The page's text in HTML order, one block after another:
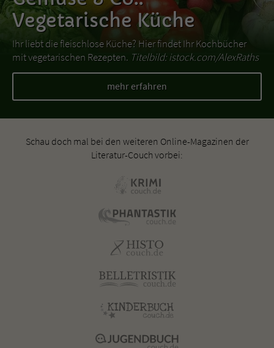
Vegetarische Küche
Ihr liebt die fleischlose Küche? Hier findet Ihr Kochbücher
mit vegetarischen Rezepten. Titelbild: istock.com/AlexRaths
mehr erfahren
Schau doch mal bei den weiteren Online-Magazinen der
Literatur-Couch vorbei: